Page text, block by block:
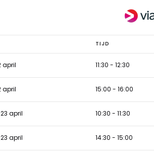
TIJD
april 11:30 - 12:30
april 15:00 - 16:00
april 10:30 - 11:30
april 14:30 - 15:00